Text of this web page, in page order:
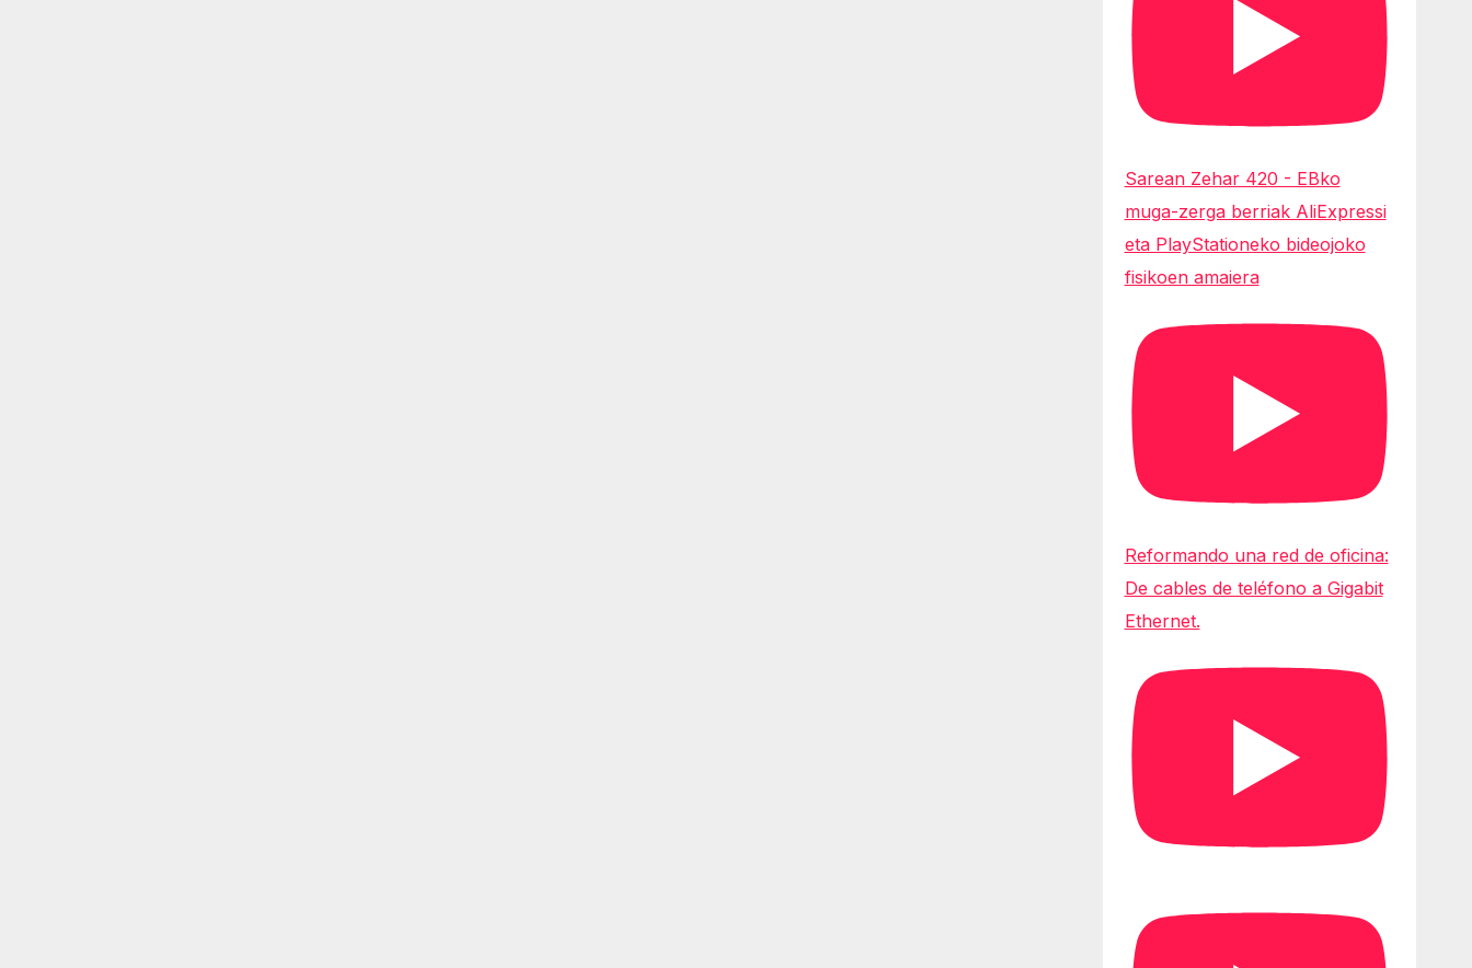
Sarean Zehar 420 - EBko
muga-zerga berriak AliExpressi
eta PlayStationeko bideojoko
fisikoen amaiera
Reformando una red de oficina:
De cables de teléfono a Gigabit
Ethernet.